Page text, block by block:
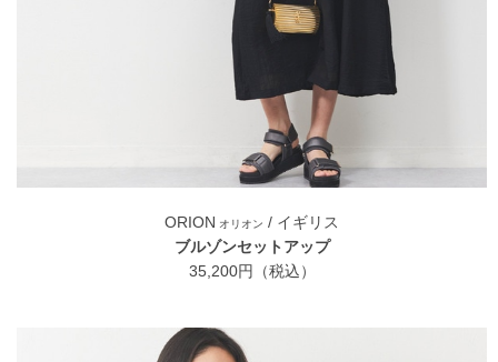
ORION オリオン / イギリス
ブルゾンセットアップ
35,200円（税込）